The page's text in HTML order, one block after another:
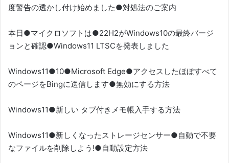
度警告の透かし付け始めました●対処法のご案内
本日●マイクロソフトは●22H2がWindows10の最終バージ
ョンと確認●Windows11 LTSCを発表しました
Windows11●10●Microsoft Edge●アクセスしたほぼすべて
のページをBingに送信します●無効にする方法
Windows11●新しい タブ付きメモ帳入手する方法
Windows11●新しくなったストレージセンサー●自動で不要
なファイルを削除しよう!●自動設定方法